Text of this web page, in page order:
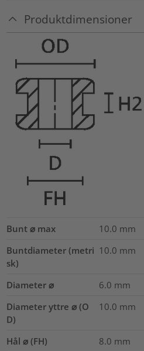
Produktdimensioner
Bunt ⌀ max 10.0 mm
Buntdiameter (metri
sk)
10.0 mm
Diameter ⌀ 6.0 mm
Diameter yttre ⌀ (O
D)
10.0 mm
Hål ⌀ (FH)
8.0 mm